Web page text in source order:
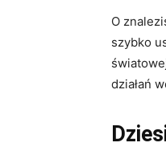
O
szybko
działań